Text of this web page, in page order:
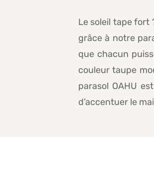
Le soleil tape fort
grâce à notre
que chacun
couleur taupe
parasol OAHU
d’accentuer le